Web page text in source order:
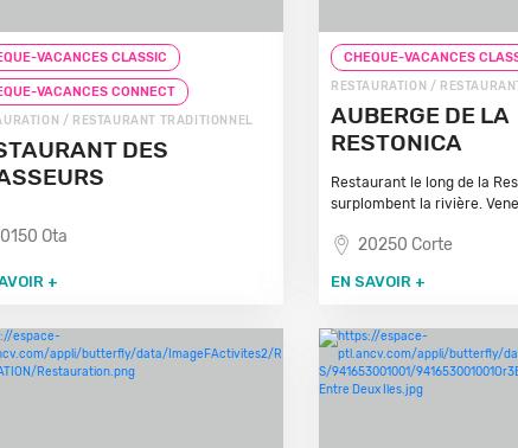
VACANCES CLASSIC
VACANCES CONNECT
/ RESTAURANT TRADITIONNEL
DES
Ota
+
CHEQUE-VACANCES
RESTAURATION /
AUBERGE DE LA
RESTONICA
Restaurant le long de la
surplombent la rivière.
20250 Corte
EN SAVOIR +